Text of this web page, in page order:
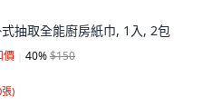
抽取全能廚房紙巾, 1入, 2包
價 40%$150
)